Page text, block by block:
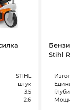
STIHL
штук
3.5
2.6
Stihl